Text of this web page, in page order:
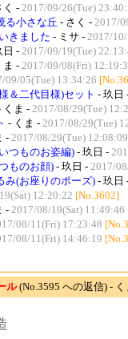
く - 2017/09/26(Tue)
る小さな丘 - さく - 2017/
きました - ミサ - 2017/
日 - 2017/09/19(Tue)
ま - 2017/09/08(Fri)
09/05(Tue) 13:34:26
＆二代目様)セット - 玖日
くま - 2017/08/29(Tue)
- くま - 2017/08/29(Tue)
- 2017/08/29(Tue) 12:08:09
つものお姿編) - 玖日 -
ものお顔) - 玖日 - 2017/
み(お座りのポーズ) - 玖日
12:20:22 [No.3602]
- 2017/08/19(Sat) 11:49:46
08/11(Fri) 17:23:48
08/11(Fri) 14:46:19
ル(No.3595 への返信) - く